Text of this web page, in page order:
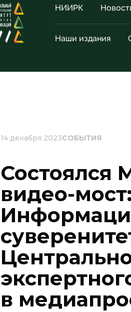
НИИРК
Наши издания
14 декабря 2023СОБЫТИЯ
видео-мост:
в